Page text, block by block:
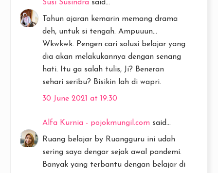
Susi Susindra said...
Tahun ajaran kemarin memang drama
deh, untuk si tengah. Ampuuun...
Wkwkwk. Pengen cari solusi belajar yang
dia akan melakukannya dengan senang
hati. Itu ga salah tulis, Ji? Beneran
sehari seribu? Bisikin lah di wapri.
30 June 2021 at 19:30
Alfa Kurnia - pojokmungil.com said...
Ruang belajar by Ruangguru ini udah
sering saya dengar sejak awal pandemi.
Banyak yang terbantu dengan belajar di